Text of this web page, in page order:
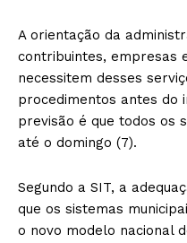
A orientação da
contribuintes, empresas
necessitem desses
procedimentos antes do
previsão é que todos os
até o domingo (7).
Segundo a SIT, a
que os sistemas
o novo modelo nacional